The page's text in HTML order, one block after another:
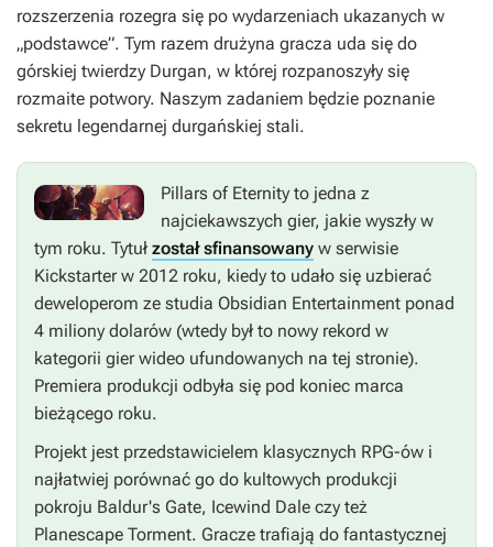
rozszerzenia rozegra się po wydarzeniach ukazanych w
„podstawce”. Tym razem drużyna gracza uda się do
górskiej twierdzy Durgan, w której rozpanoszyły się
rozmaite potwory. Naszym zadaniem będzie poznanie
sekretu legendarnej durgańskiej stali.
Pillars of Eternity to jedna z
najciekawszych gier, jakie wyszły w
tym roku. Tytuł został sfinansowany w serwisie
Kickstarter w 2012 roku, kiedy to udało się uzbierać
deweloperom ze studia Obsidian Entertainment ponad
4 miliony dolarów (wtedy był to nowy rekord w
kategorii gier wideo ufundowanych na tej stronie).
Premiera produkcji odbyła się pod koniec marca
bieżącego roku.
Projekt jest przedstawicielem klasycznych RPG-ów i
najłatwiej porównać go do kultowych produkcji
pokroju Baldur's Gate, Icewind Dale czy też
Planescape Torment. Gracze trafiają do fantastycznej